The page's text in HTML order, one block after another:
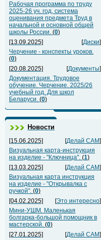
Рабочая программа по труду
2025-26 уч. год, система
оценивания предмета Труд в
начальной и основной общей
школы России. (0)
[13.09.2025]
[Диски]
Черчение - конспекты уроков.
(0)
[20.08.2025]
[Документы]
Документация. Трудовое
обучение. Черчение. 2025/26
учебный год. Для школ
Беларуси. (0)
Новости
[15.06.2025] [Делай САМ]
Визуальная карта-инструкция
на изделие - "Ключница". (1)
[13.03.2025]
[Делай САМ]
Визуальная карта инструкция
на изделие - "Открывалка с
ручкой". (0)
[04.02.2025]
[Это интересно]
Мини-УШМ. Маленькая
болгарка-большой помощник в
мастерской. (0)
[27.01.2025]
[Делай САМ]